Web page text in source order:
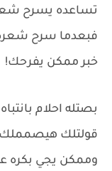
تساعده يسرح
فبعدما سرح شعره
خبر ممكن يفرحك!
بصتله احلام
قولتلك
وممكن يجي بكره